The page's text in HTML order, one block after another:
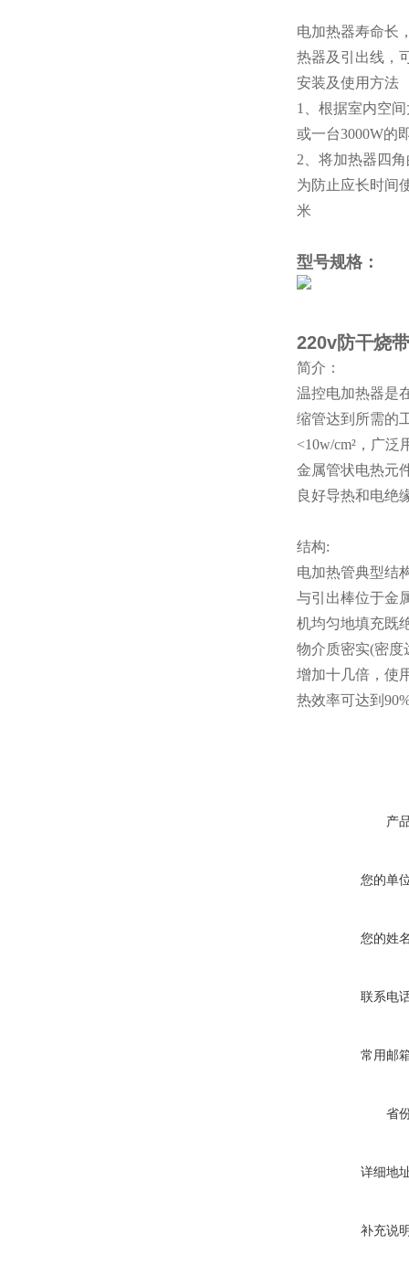
电加热器寿命长
热器及引出线，
安装及使用方法
1、根据室内空
或一台3000W的
2、将加热器四
为防止应长时间
米
型号规格 ：
220v防干烧
简介：
温控电加热器是
缩管达到所需的
<10w/cm²，广
金属管状电热元
良好导热和电绝
结构:
电加热管典型结
与引出棒位于金
机均匀地填充既
物介质密实(密度
增加十几倍，使
热效率可达到
产
您的单
您的姓
联系电
常用邮
省
详细地
补充说